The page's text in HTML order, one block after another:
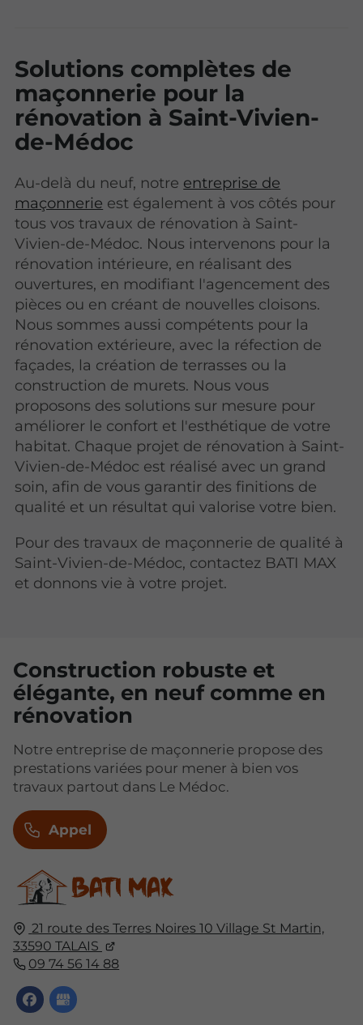
Solutions complètes de
maçonnerie pour la
rénovation à Saint-Vivien-
de-Médoc
Au-delà du neuf, notre entreprise de
maçonnerie est également à vos côtés pour
tous vos travaux de rénovation à Saint-
Vivien-de-Médoc. Nous intervenons pour la
rénovation intérieure, en réalisant des
ouvertures, en modifiant l'agencement des
pièces ou en créant de nouvelles cloisons.
Nous sommes aussi compétents pour la
rénovation extérieure, avec la réfection de
façades, la création de terrasses ou la
construction de murets. Nous vous
proposons des solutions sur mesure pour
améliorer le confort et l'esthétique de votre
habitat. Chaque projet de rénovation à Saint-
Vivien-de-Médoc est réalisé avec un grand
soin, afin de vous garantir des finitions de
qualité et un résultat qui valorise votre bien.
Pour des travaux de maçonnerie de qualité à
Saint-Vivien-de-Médoc, contactez BATI MAX
et donnons vie à votre projet.
21 route des Terres Noires 10 Village St Martin,
33590 TALAIS
09 74 56 14 88
Construction robuste et
élégante, en neuf comme en
rénovation
Notre entreprise de maçonnerie propose des
prestations variées pour mener à bien vos
travaux partout dans Le Médoc.
Appel